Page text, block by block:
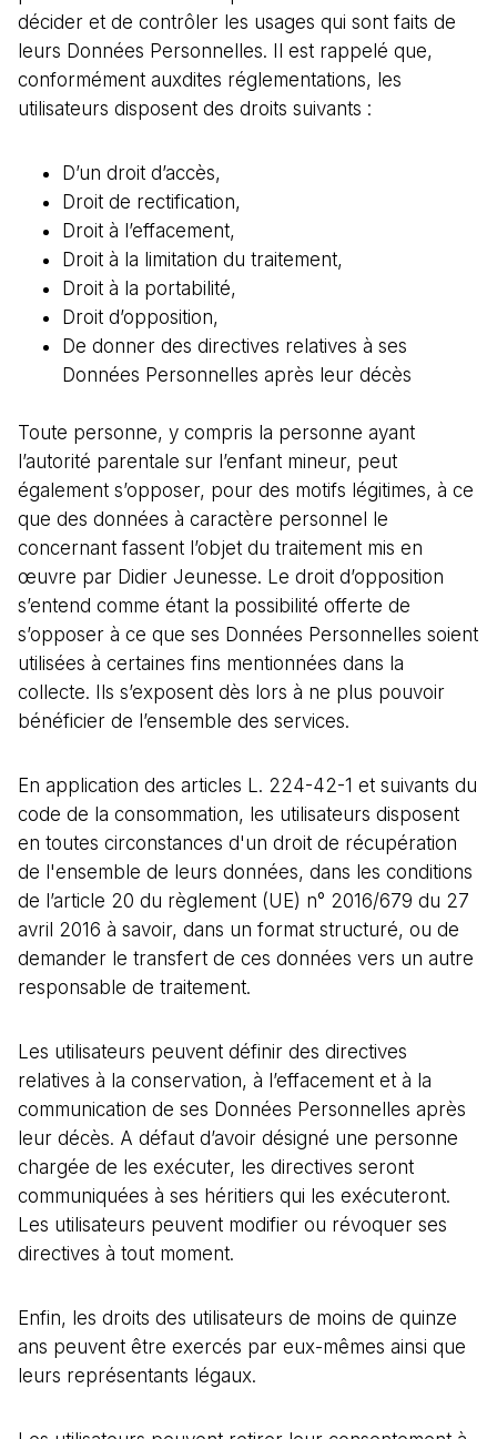
décider et de contrôler les usages qui sont faits de
leurs Données Personnelles. Il est rappelé que,
conformément auxdites réglementations, les
utilisateurs disposent des droits suivants :
D’un droit d’accès,
Droit de rectification,
Droit à l’effacement,
Droit à la limitation du traitement,
Droit à la portabilité,
Droit d’opposition,
De donner des directives relatives à ses
Données Personnelles après leur décès
Toute personne, y compris la personne ayant
l’autorité parentale sur l’enfant mineur, peut
également s’opposer, pour des motifs légitimes, à ce
que des données à caractère personnel le
concernant fassent l’objet du traitement mis en
œuvre par Didier Jeunesse. Le droit d’opposition
s’entend comme étant la possibilité offerte de
s’opposer à ce que ses Données Personnelles soient
utilisées à certaines fins mentionnées dans la
collecte. Ils s’exposent dès lors à ne plus pouvoir
bénéficier de l’ensemble des services.
En application des articles L. 224-42-1 et suivants du
code de la consommation, les utilisateurs disposent
en toutes circonstances d'un droit de récupération
de l'ensemble de leurs données, dans les conditions
de l’article 20 du règlement (UE) n° 2016/679 du 27
avril 2016 à savoir, dans un format structuré, ou de
demander le transfert de ces données vers un autre
responsable de traitement.
Les utilisateurs peuvent définir des directives
relatives à la conservation, à l’effacement et à la
communication de ses Données Personnelles après
leur décès. A défaut d’avoir désigné une personne
chargée de les exécuter, les directives seront
communiquées à ses héritiers qui les exécuteront.
Les utilisateurs peuvent modifier ou révoquer ses
directives à tout moment.
Enfin, les droits des utilisateurs de moins de quinze
ans peuvent être exercés par eux-mêmes ainsi que
leurs représentants légaux.